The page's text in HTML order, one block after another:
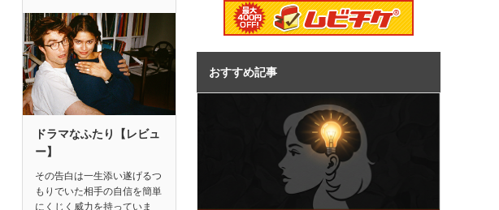
ドラマなふたり【レビュ
ー】
その告白は一生添い遂げるつ
もりでいた相手の自信を簡単
にくじく威力を持っていま
おすすめ記事